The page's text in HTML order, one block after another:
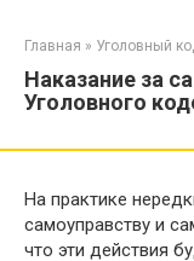
Главная » Уголовный
Наказание за
Уголовного
На практике
самоуправству и
что эти действия